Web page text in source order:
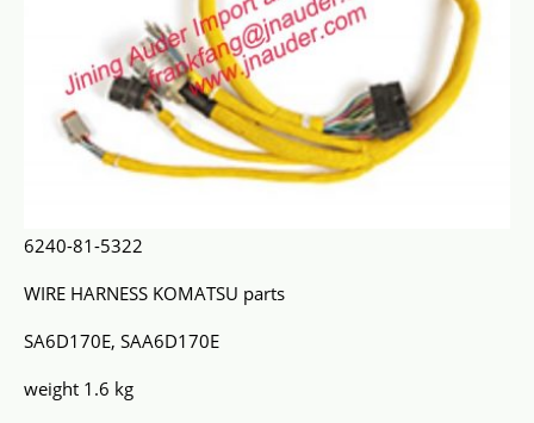
6240-81-5322
WIRE HARNESS KOMATSU parts
SA6D170E, SAA6D170E
weight 1.6 kg